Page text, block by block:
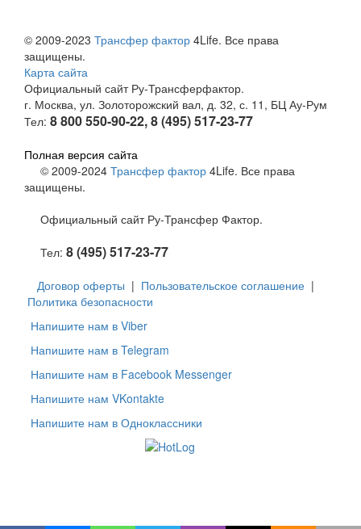
© 2009-2023 Трансфер фактор 4Life. Все права
защищены.
Карта сайта
Официальный сайт Ру-Трансферфактор.
г. Москва, ул. Золоторожский вал, д. 32, с. 11, БЦ Ау-Рум
Тел: 8 800 550-90-22, 8 (495) 517-23-77
Полная версия сайта
© 2009-2024 Трансфер фактор 4Life. Все права
защищены.
Официальный сайт Ру-Трансфер Фактор.
Тел: 8 (495) 517-23-77
Договор оферты | Пользовательское соглашение |
Политика безопасности
Напишите нам в Viber
Напишите нам в Telegram
Напишите нам в Facebook Messenger
Напишите нам VKontakte
Напишите нам в Одноклассники